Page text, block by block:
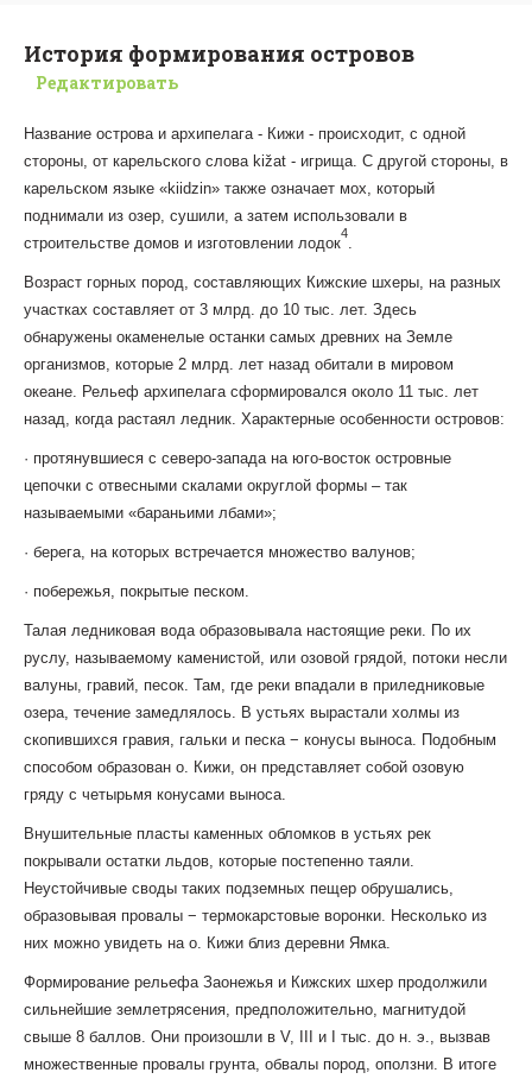
История формирования островов
Редактировать
Название острова и архипелага - Кижи - происходит, с одной
стороны, от карельского слова kižat - игрища. С другой стороны, в
карельском языке «kiidzin» также означает мох, который
поднимали из озер, сушили, а затем использовали в
строительстве домов и изготовлении лодок
4
.
Возраст горных пород, составляющих Кижские шхеры, на разных
участках составляет от 3 млрд. до 10 тыс. лет. Здесь
обнаружены окаменелые останки самых древних на Земле
организмов, которые 2 млрд. лет назад обитали в мировом
океане. Рельеф архипелага сформировался около 11 тыс. лет
назад, когда растаял ледник. Характерные особенности островов:
· протянувшиеся с северо-запада на юго-восток островные
цепочки с отвесными скалами округлой формы – так
называемыми «бараньими лбами»;
· берега, на которых встречается множество валунов;
· побережья, покрытые песком.
Талая ледниковая вода образовывала настоящие реки. По их
руслу, называемому каменистой, или озовой грядой, потоки несли
валуны, гравий, песок. Там, где реки впадали в приледниковые
озера, течение замедлялось. В устьях вырастали холмы из
скопившихся гравия, гальки и песка − конусы выноса. Подобным
способом образован о. Кижи, он представляет собой озовую
гряду с четырьмя конусами выноса.
Внушительные пласты каменных обломков в устьях рек
покрывали остатки льдов, которые постепенно таяли.
Неустойчивые своды таких подземных пещер обрушались,
образовывая провалы − термокарстовые воронки. Несколько из
них можно увидеть на о. Кижи близ деревни Ямка.
Формирование рельефа Заонежья и Кижских шхер продолжили
сильнейшие землетрясения, предположительно, магнитудой
свыше 8 баллов. Они произошли в V, III и I тыс. до н. э., вызвав
множественные провалы грунта, обвалы пород, оползни. В итоге